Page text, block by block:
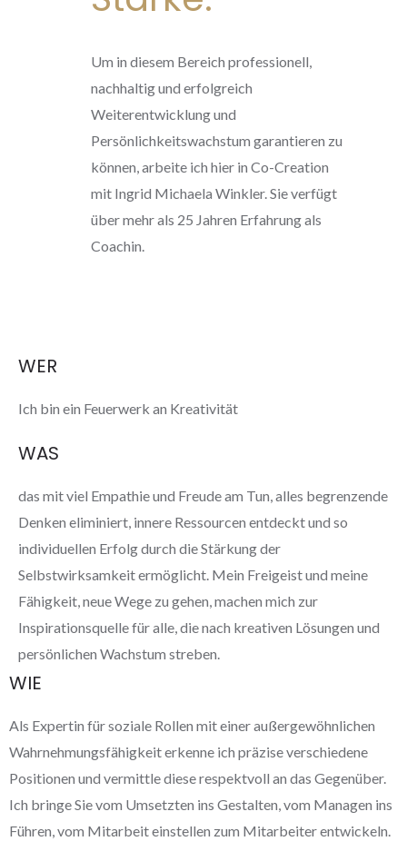
Um in diesem Bereich professionell,
nachhaltig und erfolgreich
Weiterentwicklung und
Persönlichkeitswachstum garantieren zu
können, arbeite ich hier in Co-Creation
mit Ingrid Michaela Winkler. Sie verfügt
über mehr als 25 Jahren Erfahrung als
Coachin.
WER
Ich bin ein Feuerwerk an Kreativität
WAS
das mit viel Empathie und Freude am Tun, alles begrenzende
Denken eliminiert, innere Ressourcen entdeckt und so
individuellen Erfolg durch die Stärkung der
Selbstwirksamkeit ermöglicht. Mein Freigeist und meine
Fähigkeit, neue Wege zu gehen, machen mich zur
Inspirationsquelle für alle, die nach kreativen Lösungen und
persönlichen Wachstum streben.
WIE
Als Expertin für soziale Rollen mit einer außergewöhnlichen
Wahrnehmungsfähigkeit erkenne ich präzise verschiedene
Positionen und vermittle diese respektvoll an das Gegenüber.
Ich bringe Sie vom Umsetzten ins Gestalten, vom Managen ins
Führen, vom Mitarbeit einstellen zum Mitarbeiter entwickeln.